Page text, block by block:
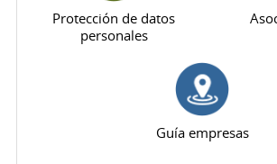
Protección de datos
personales
Guía empresas